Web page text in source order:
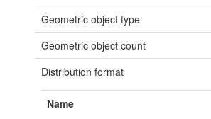
Geometric object type
Geometric object count
Distribution format
Name